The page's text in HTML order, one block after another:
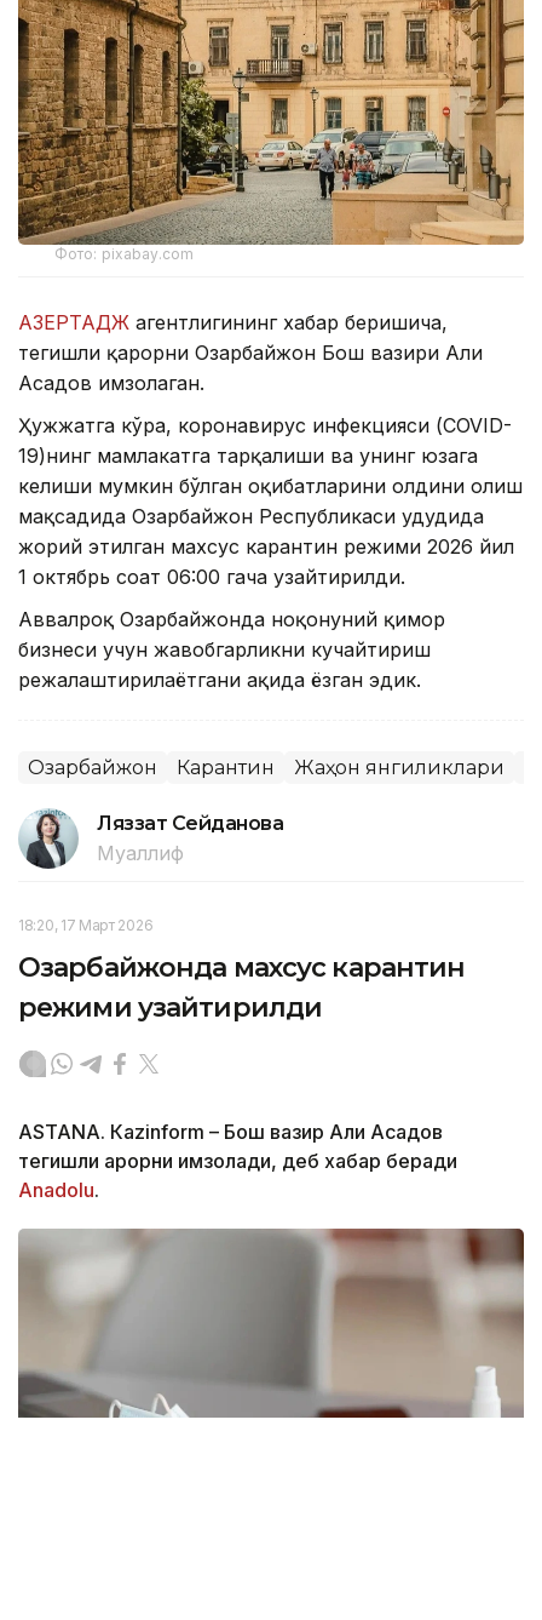
Фото: pixabay.com
АЗЕРТАДЖ агентлигининг хабар беришича,
тегишли қарорни Озарбайжон Бош вазири Али
Асадов имзолаган.
Ҳужжатга кўра, коронавирус инфекцияси (COVID-
19)нинг мамлакатга тарқалиши ва унинг юзага
келиши мумкин бўлган оқибатларини олдини олиш
мақсадида Озарбайжон Республикаси ҳудудида
жорий этилган махсус карантин режими 2026 йил
1 октябрь соат 06:00 гача узайтирилди.
Аввалроқ Озарбайжонда ноқонуний қимор
бизнеси учун жавобгарликни кучайтириш
режалаштирилаётгани ҳақида ёзган эдик.
Озарбайжон Карантин Жаҳон янгиликлари
Ляззат Сейданова
Муаллиф
18:20, 17 Март 2026
Озарбайжонда махсус карантин
режими узайтирилди
ASTANА. Кazinform – Бош вазир Али Асадов
тегишли қарорни имзолади, деб хабар беради
Аnadolu.